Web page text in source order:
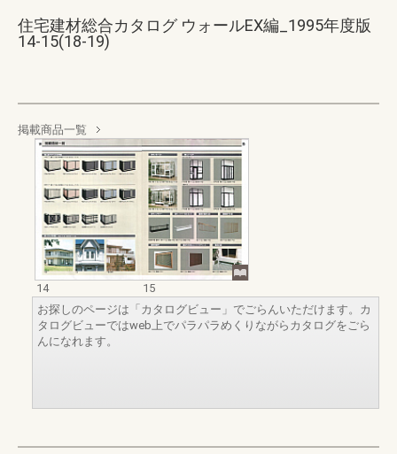
住宅建材総合カタログ ウォールEX編_1995年度版
14-15(18-19)
掲載商品一覧
14
15
お探しのページは「カタログビュー」でごらんいただけます。カ
タログビューではweb上でパラパラめくりながらカタログをごら
んになれます。